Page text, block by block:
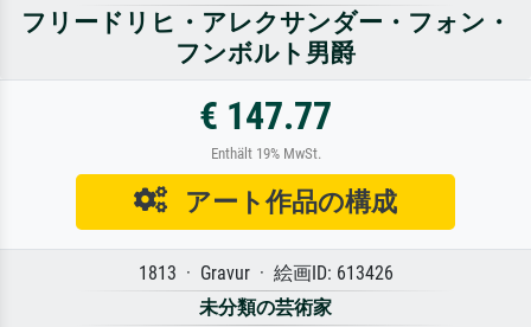
フリードリヒ・アレクサンダー・フォン・
フンボルト男爵
€ 147.77
Enthält 19% MwSt.
アート作品の構成
1813 · Gravur · 絵画ID: 613426
未分類の芸術家